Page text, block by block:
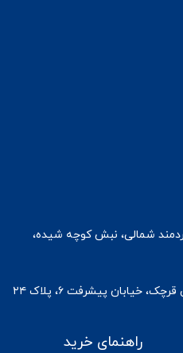
شمالی، نبش کوچه شیده،
خیابان پیشرفت ۶، پلاک ۲۴
راهنمای خرید